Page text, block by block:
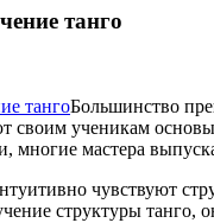
танго
Большинство
своим ученикам
многие мастера
чувствуют
структуры танго,